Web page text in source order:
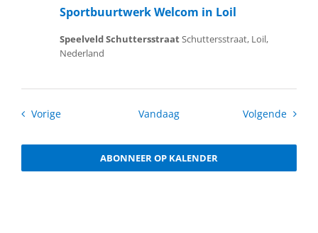
Sportbuurtwerk Welcom in Loil
Speelveld SchuttersstraatSchuttersstraat, Loil,
Nederland
VorigeActiviteiten Vandaag Volgende
ABONNEER OP KALENDER